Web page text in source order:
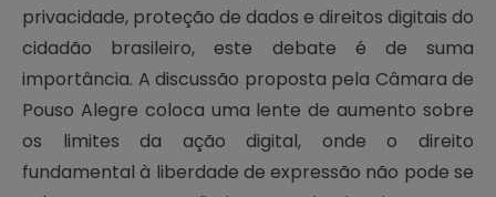
privacidade, proteção de dados e direitos digitais do
cidadão brasileiro, este debate é de suma
importância. A discussão proposta pela Câmara de
Pouso Alegre coloca uma lente de aumento sobre
os limites da ação digital, onde o direito
fundamental à liberdade de expressão não pode se